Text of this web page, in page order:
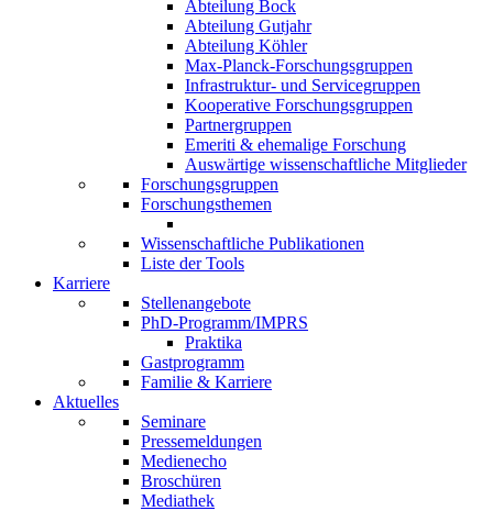
Abteilung Bock
Abteilung Gutjahr
Abteilung Köhler
Max-Planck-Forschungsgruppen
Infrastruktur- und Servicegruppen
Kooperative Forschungsgruppen
Partnergruppen
Emeriti & ehemalige Forschung
Auswärtige wissenschaftliche Mitglieder
Forschungsgruppen
Forschungsthemen
Wissenschaftliche Publikationen
Liste der Tools
Karriere
Stellenangebote
PhD-Programm/IMPRS
Praktika
Gastprogramm
Familie & Karriere
Aktuelles
Seminare
Pressemeldungen
Medienecho
Broschüren
Mediathek